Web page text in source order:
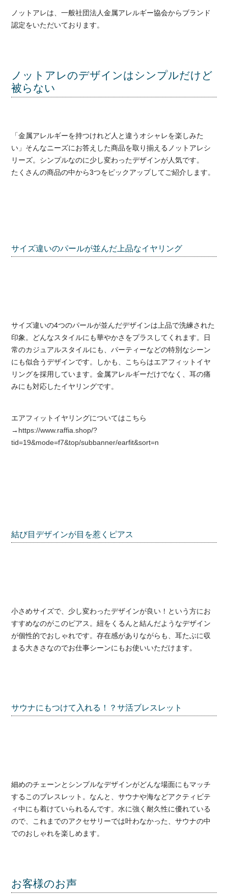
ノットアレは、一般社団法人金属アレルギー協会からブランド
認定をいただいております。
ノットアレのデザインはシンプルだけど
被らない
「金属アレルギーを持つけれど人と違うオシャレを楽しみた
い」そんなニーズにお答えした商品を取り揃えるノットアレシ
リーズ。シンプルなのに少し変わったデザインが人気です。
たくさんの商品の中から3つをピックアップしてご紹介します。
サイズ違いのパールが並んだ上品なイヤリング
サイズ違いの4つのパールが並んだデザインは上品で洗練された
印象。どんなスタイルにも華やかさをプラスしてくれます。日
常のカジュアルスタイルにも、パーティーなどの特別なシーン
にも似合うデザインです。しかも、こちらはエアフィットイヤ
リングを採用しています。金属アレルギーだけでなく、耳の痛
みにも対応したイヤリングです。
エアフィットイヤリングについてはこちら
→ https://www.raffia.shop/?
tid=19&mode=f7&top/subbanner/earfit&sort=n
結び目デザインが目を惹くピアス
小さめサイズで、少し変わったデザインが良い！という方にお
すすめなのがこのピアス。紐をくるんと結んだようなデザイン
が個性的でおしゃれです。存在感がありながらも、耳たぶに収
まる大きさなのでお仕事シーンにもお使いいただけます。
サウナにもつけて入れる！？サ活ブレスレット
細めのチェーンとシンプルなデザインがどんな場面にもマッチ
するこのブレスレット。なんと、サウナや海などアクティビテ
ィ中にも着けていられるんです。水に強く耐久性に優れている
ので、これまでのアクセサリーでは叶わなかった、サウナの中
でのおしゃれを楽しめます。
お客様のお声